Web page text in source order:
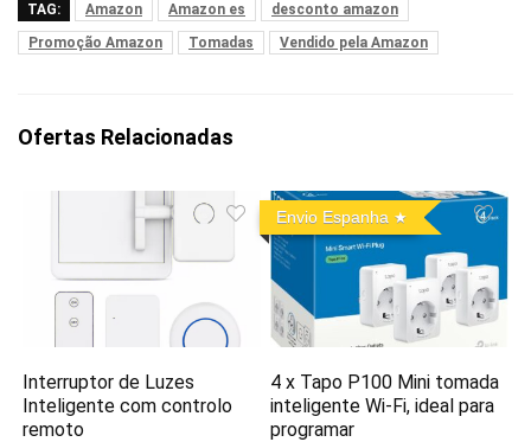
TAG: Amazon Amazon es
desconto amazon
Promoção Amazon
Tomadas Vendido pela Amazon
Ofertas Relacionadas
Interruptor de Luzes
Inteligente com controlo
remoto
Envio Espanha
4 x Tapo P100 Mini tomada
inteligente Wi-Fi, ideal para
programar